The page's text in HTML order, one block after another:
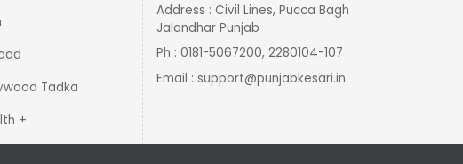
Tadka
+
Address : Civil Lines, Pucca Bagh
Jalandhar Punjab
Ph : 0181-5067200, 2280104-107
Email :support@punjabkesari.in